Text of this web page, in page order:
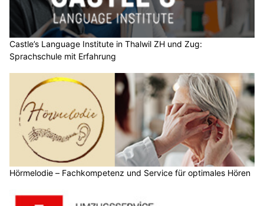
Castle’s Language Institute in Thalwil ZH und Zug:
Sprachschule mit Erfahrung
Hörmelodie – Fachkompetenz und Service für optimales Hören